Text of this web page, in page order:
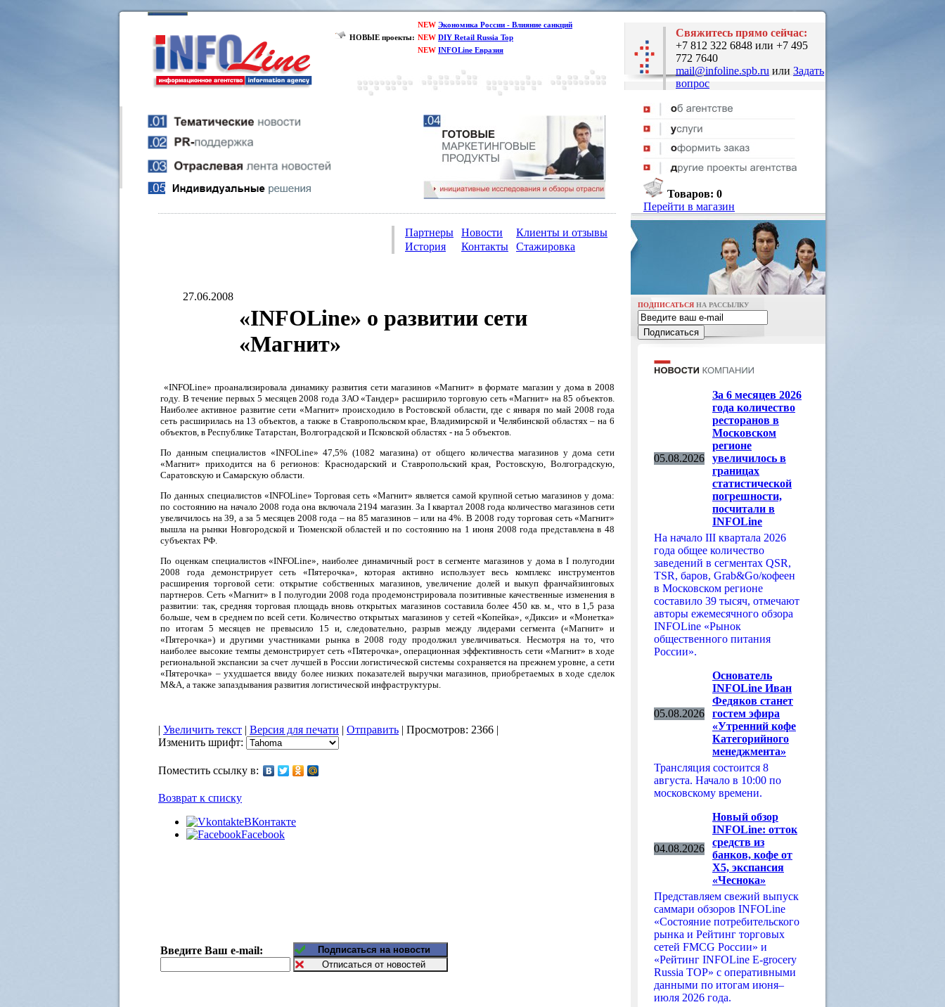
НОВЫЕ проекты:
NEW Экономика России - Влияние санкций
NEW DIY Retail Russia Top
NEW INFOLine Евразия
Свяжитесь прямо сейчас:
+7 812 322 6848 или +7 495
772 7640
mail@infoline.spb.ru или Задать
вопрос
Товаров: 0
Перейти в магазин
Партнеры Новости
Клиенты и отзывы
История
Контакты Стажировка
27.06.2008
«INFOLine» о развитии сети
«Магнит»
«INFOLine» проанализировала динамику развития сети магазинов «Магнит» в формате магазин у дома в 2008
году. В течение первых 5 месяцев 2008 года ЗАО «Тандер» расширило торговую сеть «Магнит» на 85 объектов.
Наиболее активное развитие сети «Магнит» происходило в Ростовской области, где с января по май 2008 года
сеть расширилась на 13 объектов, а также в Ставропольском крае, Владимирской и Челябинской областях – на 6
объектов, в Республике Татарстан, Волгоградской и Псковской областях - на 5 объектов.
По данным специалистов «INFOLine» 47,5% (1082 магазина) от общего количества магазинов у дома сети
«Магнит» приходится на 6 регионов: Краснодарский и Ставропольский края, Ростовскую, Волгоградскую,
Саратовскую и Самарскую области.
По данных специалистов «INFOLine» Торговая сеть «Магнит» является самой крупной сетью магазинов у дома:
по состоянию на начало 2008 года она включала 2194 магазин. За I квартал 2008 года количество магазинов сети
увеличилось на 39, а за 5 месяцев 2008 года – на 85 магазинов – или на 4%. В 2008 году торговая сеть «Магнит»
вышла на рынки Новгородской и Тюменской областей и по состоянию на 1 июня 2008 года представлена в 48
субъектах РФ.
По оценкам специалистов «INFOLine», наиболее динамичный рост в сегменте магазинов у дома в I полугодии
2008 года демонстрирует сеть «Пятерочка», которая активно использует весь комплекс инструментов
расширения торговой сети: открытие собственных магазинов, увеличение долей и выкуп франчайзинговых
партнеров. Сеть «Магнит» в I полугодии 2008 года продемонстрировала позитивные качественные изменения в
развитии: так, средняя торговая площадь вновь открытых магазинов составила более 450 кв. м., что в 1,5 раза
больше, чем в среднем по всей сети. Количество открытых магазинов у сетей «Копейка», «Дикси» и «Монетка»
по итогам 5 месяцев не превысило 15 и, следовательно, разрыв между лидерами сегмента («Магнит» и
«Пятерочка») и другими участниками рынка в 2008 году продолжил увеличиваться. Несмотря на то, что
наиболее высокие темпы демонстрирует сеть «Пятерочка», операционная эффективность сети «Магнит» в ходе
региональной экспансии за счет лучшей в России логистической системы сохраняется на прежнем уровне, а сети
«Пятерочка» – ухудшается ввиду более низких показателей выручки магазинов, приобретаемых в ходе сделок
M&A, а также запаздывания развития логистической инфраструктуры.
| Увеличить текст | Версия для печати | Отправить | Просмотров: 2366 |
Изменить шрифт:
Поместить ссылку в:
Возврат к списку
ВКонтакте
Facebook
Введите Ваш e-mail:
ПОДПИСАТЬСЯ НА РАССЫЛКУ
05.08.2026
За 6 месяцев 2026
года количество
ресторанов в
Московском
регионе
увеличилось в
границах
статистической
погрешности,
посчитали в
INFOLine
На начало III квартала 2026
года общее количество
заведений в сегментах QSR,
TSR, баров, Grab&Go/кофеен
в Московском регионе
составило 39 тысяч, отмечают
авторы ежемесячного обзора
INFOLine «Рынок
общественного питания
России».
05.08.2026
Основатель
INFOLine Иван
Федяков станет
гостем эфира
«Утренний кофе
Категорийного
менеджмента»
Трансляция состоится 8
августа. Начало в 10:00 по
московскому времени.
04.08.2026
Новый обзор
INFOLine: отток
средств из
банков, кофе от
Х5, экспансия
«Чеснока»
Представляем свежий выпуск
саммари обзоров INFOLine
«Состояние потребительского
рынка и Рейтинг торговых
сетей FMCG России» и
«Рейтинг INFOLine E-grocery
Russia TOP» с оперативными
данными по итогам июня–
июля 2026 года.